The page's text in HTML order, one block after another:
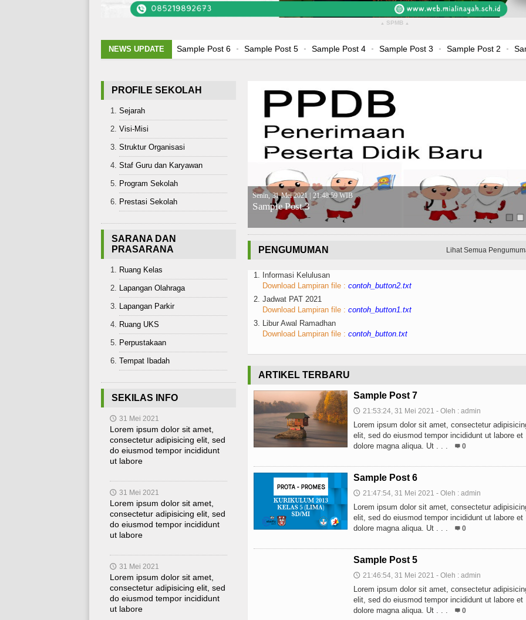
▴ SPMB ▴
NEWS UPDATESample Post 6 Sample Post 5 Sample Post 4 Sample Post 3 Sample Post 2 Sample
Senin, 31 Mei 2021 | 21:48:59 WIB
Sample Post 3
Lihat Semua
PENGUMUMAN
1. Informasi Kelulusan
Download Lampiran file : contoh_button2.txt
2. Jadwat PAT 2021
Download Lampiran file : contoh_button1.txt
3. Libur Awal Ramadhan
Download Lampiran file : contoh_button.txt
ARTIKEL TERBARU
Sample Post 7
🕔 21:53:24, 31 Mei 2021 - Oleh : admin
Lorem ipsum dolor sit amet, consectetur
elit, sed do eiusmod tempor incididunt ut labore et
dolore magna aliqua. Ut . . .
0
Sample Post 6
🕔 21:47:54, 31 Mei 2021 - Oleh : admin
Lorem ipsum dolor sit amet, consectetur
elit, sed do eiusmod tempor incididunt ut labore et
dolore magna aliqua. Ut . . .
0
Sample Post 5
🕔 21:46:54, 31 Mei 2021 - Oleh : admin
Lorem ipsum dolor sit amet, consectetur
elit, sed do eiusmod tempor incididunt ut labore et
dolore magna aliqua. Ut . . .
0
PROFILE SEKOLAH
Sejarah
Visi-Misi
Struktur Organisasi
Staf Guru dan Karyawan
Program Sekolah
Prestasi Sekolah
SARANA DAN
PRASARANA
Ruang Kelas
Lapangan Olahraga
Lapangan Parkir
Ruang UKS
Perpustakaan
Tempat Ibadah
SEKILAS INFO
🕔 31 Mei 2021
Lorem ipsum dolor sit amet,
consectetur adipisicing elit, sed
do eiusmod tempor incididunt
ut labore
🕔 31 Mei 2021
Lorem ipsum dolor sit amet,
consectetur adipisicing elit, sed
do eiusmod tempor incididunt
ut labore
🕔 31 Mei 2021
Lorem ipsum dolor sit amet,
consectetur adipisicing elit, sed
do eiusmod tempor incididunt
ut labore